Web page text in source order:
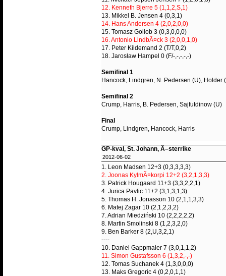
12. Kenneth Bjerre 5 (1,1,2,S,1)
13. Mikkel B. Jensen 4 (0,3,1)
14. Hans Andersen 4 (2,0,2,0,0)
15. Tomasz Gollob 3 (0,3,0,0,0)
16. Antonio LindbÃ¤ck 3 (2,0,0,1,0)
17. Peter Kildemand 2 (T/T,0,2)
18. Jarosław Hampel 0 (F/-,-,-,-,-)
Semifinal 1
Hancock, Lindgren, N. Pedersen (U), Holder
Semifinal 2
Crump, Harris, B. Pedersen, Sajfutdinow (U)
Final
Crump, Lindgren, Hancock, Harris
GP-kval, St. Johann, Ã–sterrike
2012-06-02
1. Leon Madsen 12+3 (0,3,3,3,3)
2. Joonas KylmÃ¤korpi 12+2 (3,2,1,3,3)
3. Patrick Hougaard 11+3 (3,3,2,2,1)
4. Jurica Pavlic 11+2 (3,1,3,1,3)
5. Thomas H. Jonasson 10 (2,1,1,3,3)
6. Matej Zagar 10 (2,1,2,3,2)
7. Adrian Miedziński 10 (2,2,2,2,2)
8. Martin Smolinski 8 (1,2,3,2,0)
9. Ben Barker 8 (2,U,3,2,1)
----
10. Daniel Gappmaier 7 (3,0,1,1,2)
11. Simon Gustafsson 6 (1,3,2,-,-)
12. Tomas Suchanek 4 (1,3,0,0,0)
13. Maks Gregoric 4 (0,2,0,1,1)